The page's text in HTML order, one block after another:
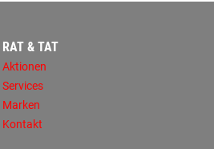
RAT & TAT
Aktionen
Services
Marken
Kontakt